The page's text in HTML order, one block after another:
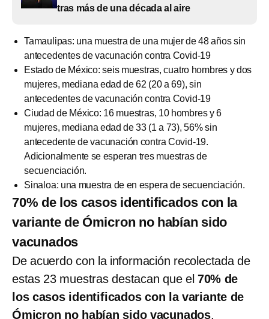
tras más de una década al aire
Tamaulipas: una muestra de una mujer de 48 años sin
antecedentes de vacunación contra Covid-19
Estado de México: seis muestras, cuatro hombres y dos
mujeres, mediana edad de 62 (20 a 69), sin
antecedentes de vacunación contra Covid-19
Ciudad de México: 16 muestras, 10 hombres y 6
mujeres, mediana edad de 33 (1 a 73), 56% sin
antecedente de vacunación contra Covid-19.
Adicionalmente se esperan tres muestras de
secuenciación.
Sinaloa: una muestra de en espera de secuenciación.
70% de los casos identificados con la
variante de Ómicron no habían sido
vacunados
De acuerdo con la información recolectada de
estas 23 muestras destacan que el 70% de
los casos identificados con la variante de
Ómicron no habían sido vacunados.